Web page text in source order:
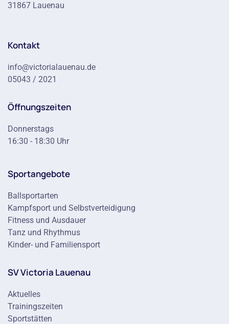
31867 Lauenau
Kontakt
info@victorialauenau.de
05043 / 2021
Öffnungszeiten
Donnerstags
16:30 - 18:30 Uhr
Sportangebote
Ballsportarten
Kampfsport und Selbstverteidigung
Fitness und Ausdauer
Tanz und Rhythmus
Kinder- und Familiensport
SV Victoria Lauenau
Aktuelles
Trainingszeiten
Sportstätten